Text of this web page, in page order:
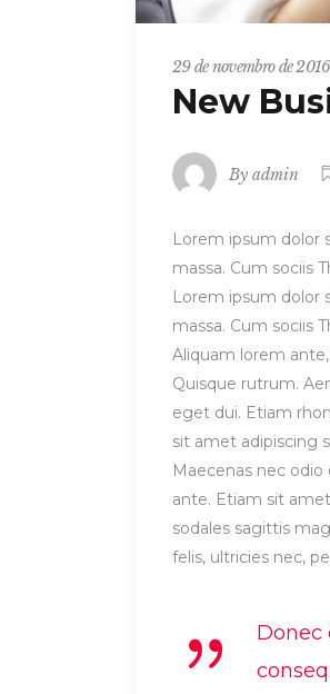
29 de novembro de 2016
New
By admin
Lorem ipsum dolor
massa. Cum sociis
Lorem ipsum dolor
massa. Cum sociis
Aliquam lorem
Quisque rutrum.
eget dui. Etiam
sit amet adipiscing
Maecenas nec
ante. Etiam sit
sodales sagittis
felis, ultricies nec,
Donec